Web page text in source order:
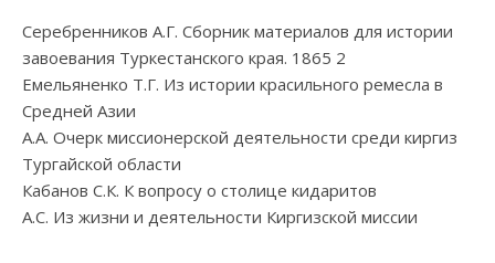
Серебренников А.Г. Сборник материалов для истории
завоевания Туркестанского края. 1865 2
Емельяненко Т.Г. Из истории красильного ремесла в
Средней Азии
А.А. Очерк миссионерской деятельности среди киргиз
Тургайской области
Кабанов С.К. К вопросу о столице кидаритов
А.С. Из жизни и деятельности Киргизской миссии